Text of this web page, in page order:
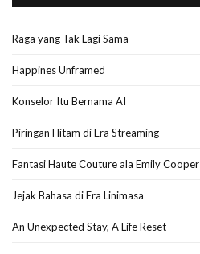
Raga yang Tak Lagi Sama
Happines Unframed
Konselor Itu Bernama AI
Piringan Hitam di Era Streaming
Fantasi Haute Couture ala Emily Cooper
Jejak Bahasa di Era Linimasa
An Unexpected Stay, A Life Reset